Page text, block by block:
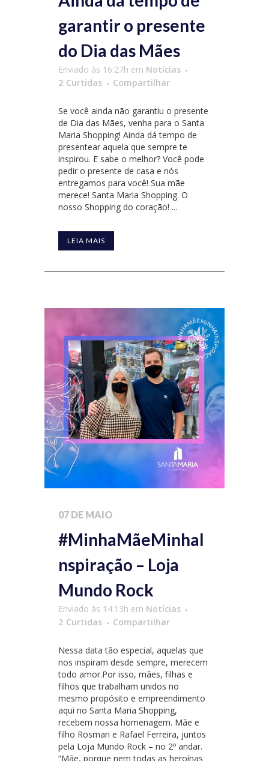
garantir o presente
do Dia das Mães
Enviado às 16:27h em Notícias
2 Curtidas Compartilhar
Se você ainda não garantiu o presente
de Dia das Mães, venha para o Santa
Maria Shopping! Ainda dá tempo de
presentear aquela que sempre te
inspirou. E sabe o melhor? Você pode
pedir o presente de casa e nós
entregamos para você! Sua mãe
merece! Santa Maria Shopping. O
nosso Shopping do coração! ...
LEIA MAIS
07 DE MAIO
#MinhaMãeMinhaI
nspiração – Loja
Mundo Rock
Enviado às 14:13h em Notícias
2 Curtidas Compartilhar
Nessa data tão especial, aquelas que
nos inspiram desde sempre, merecem
todo amor.Por isso, mães, filhas e
filhos que trabalham unidos no
mesmo propósito e empreendimento
aqui no Santa Maria Shopping,
recebem nossa homenagem. Mãe e
filho Rosmari e Rafael Ferreira, juntos
pela Loja Mundo Rock – no 2º andar.
“Mãe, porque nem todas as heroínas